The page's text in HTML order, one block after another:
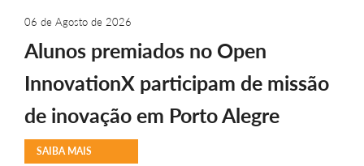
06 de Agosto de 2026
Alunos premiados no Open
InnovationX participam de missão
de inovação em Porto Alegre
SAIBA MAIS